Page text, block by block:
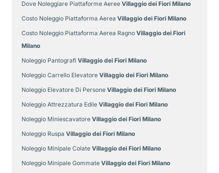
Dove Noleggiare Piattaforme Aeree Villaggio dei Fiori Milano
Costo Noleggio Piattaforma Aerea Villaggio dei Fiori Milano
Costo Noleggio Piattaforma Aerea Ragno Villaggio dei Fiori
Milano
Noleggio Pantografi Villaggio dei Fiori Milano
Noleggio Carrello Elevatore Villaggio dei Fiori Milano
Noleggio Elevatore Di Persone Villaggio dei Fiori Milano
Noleggio Attrezzatura Edile Villaggio dei Fiori Milano
Noleggio Miniescavatore Villaggio dei Fiori Milano
Noleggio Ruspa Villaggio dei Fiori Milano
Noleggio Minipale Colate Villaggio dei Fiori Milano
Noleggio Minipale Gommate Villaggio dei Fiori Milano